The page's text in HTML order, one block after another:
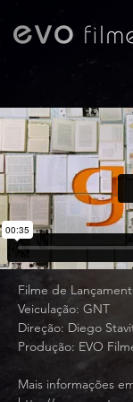
Filme de
Veiculação: GNT
Direção: Diego
Produção: EVO
Mais informações